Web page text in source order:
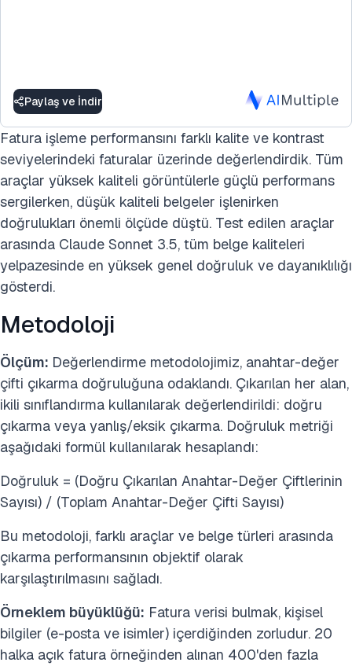
Paylaş ve İndir
Fatura işleme performansını farklı kalite ve kontrast
seviyelerindeki faturalar üzerinde değerlendirdik. Tüm
araçlar yüksek kaliteli görüntülerle güçlü performans
sergilerken, düşük kaliteli belgeler işlenirken
doğrulukları önemli ölçüde düştü. Test edilen araçlar
arasında Claude Sonnet 3.5, tüm belge kaliteleri
yelpazesinde en yüksek genel doğruluk ve dayanıklılığı
gösterdi.
Metodoloji
Ölçüm: Değerlendirme metodolojimiz, anahtar-değer
çifti çıkarma doğruluğuna odaklandı. Çıkarılan her alan,
ikili sınıflandırma kullanılarak değerlendirildi: doğru
çıkarma veya yanlış/eksik çıkarma. Doğruluk metriği
aşağıdaki formül kullanılarak hesaplandı:
Doğruluk = (Doğru Çıkarılan Anahtar-Değer Çiftlerinin
Sayısı) / (Toplam Anahtar-Değer Çifti Sayısı)
Bu metodoloji, farklı araçlar ve belge türleri arasında
çıkarma performansının objektif olarak
karşılaştırılmasını sağladı.
Örneklem büyüklüğü: Fatura verisi bulmak, kişisel
bilgiler (e-posta ve isimler) içerdiğinden zorludur. 20
halka açık fatura örneğinden alınan 400'den fazla